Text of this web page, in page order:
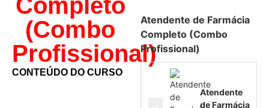
Completo
(Combo
Profissional)
CONTEÚDO DO CURSO
Atendente de Farmácia
Completo (Combo
Profissional)
Atendente
de Farmácia